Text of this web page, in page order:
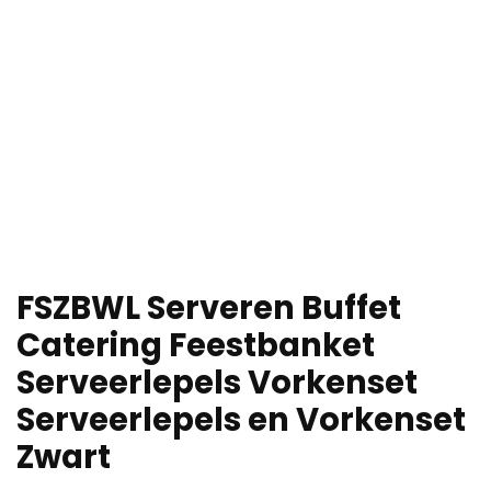
FSZBWL Serveren Buffet
Catering Feestbanket
Serveerlepels Vorkenset
Serveerlepels en Vorkenset
Zwart